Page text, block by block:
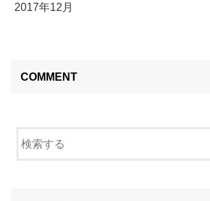
2017年12月
COMMENT